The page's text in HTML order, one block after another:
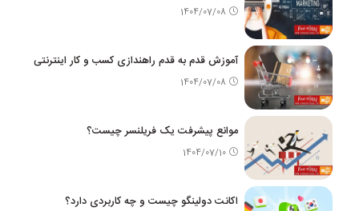
1404/07/08
آموزش قدم به قدم راهندازی کسب و کار اینترنتی
1404/07/08
موانع پیشرفت یک فریلنسر چیست؟
1404/07/10
اکانت دولینگو چیست و چه کاربردی دارد؟